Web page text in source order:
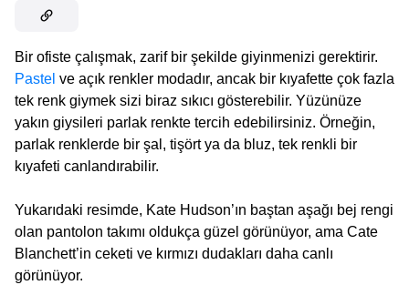
Bir ofiste çalışmak, zarif bir şekilde giyinmenizi gerektirir.
Pastel ve açık renkler modadır, ancak bir kıyafette çok fazla
tek renk giymek sizi biraz sıkıcı gösterebilir. Yüzünüze
yakın giysileri parlak renkte tercih edebilirsiniz. Örneğin,
parlak renklerde bir şal, tişört ya da bluz, tek renkli bir
kıyafeti canlandırabilir.
Yukarıdaki resimde, Kate Hudson’ın baştan aşağı bej rengi
olan pantolon takımı oldukça güzel görünüyor, ama Cate
Blanchett’in ceketi ve kırmızı dudakları daha canlı
görünüyor.